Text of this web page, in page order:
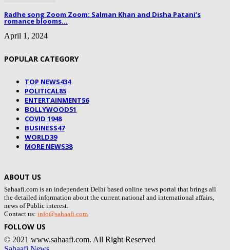
Radhe song Zoom Zoom: Salman Khan and Disha Patani’s
romance blooms...
April 1, 2024
POPULAR CATEGORY
TOP NEWS434
POLITICAL85
ENTERTAINMENT56
BOLLYWOOD51
COVID 1948
BUSINESS47
WORLD39
MORE NEWS38
ABOUT US
Sahaafi.com is an independent Delhi based online news portal that brings all
the detailed information about the current national and international affairs,
news of Public interest.
Contact us: info@sahaafi.com
FOLLOW US
© 2021 www.sahaafi.com. All Right Reserved